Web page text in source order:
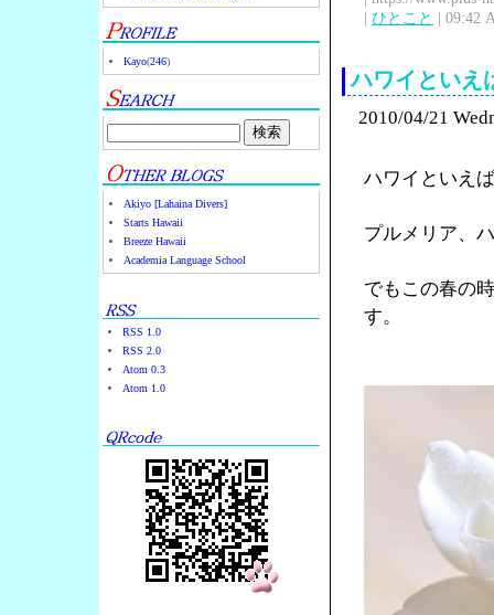
Kayo(246)
Akiyo [Lahaina Divers]
Starts Hawaii
Breeze Hawaii
Academia Language School
RSS 1.0
RSS 2.0
Atom 0.3
Atom 1.0
| ひとこと | 09:42
ハワイといえ
2010/04/21
ハワイといえ
プルメリア、
でもこの春の
す。